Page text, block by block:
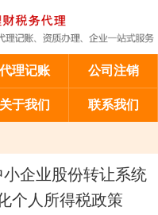
代理记账 公司注销
关于我们 联系我们
企业股份转让系统
个人所得税政策